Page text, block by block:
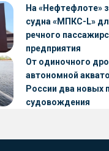
судов с малой
На «Нефтефлоте»
судна «МПКС-L»
речного
предприятия
От одиночного
автономной
России два новых
судовождения